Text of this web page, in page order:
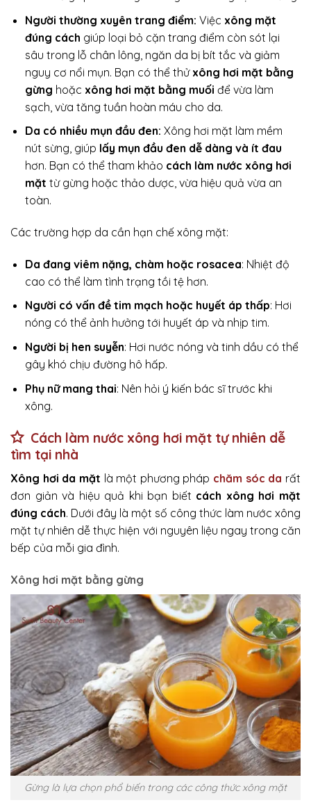
Người thường xuyên trang điểm: Việc xông mặt
đúng cách giúp loại bỏ cặn trang điểm còn sót lại
sâu trong lỗ chân lông, ngăn da bị bít tắc và giảm
nguy cơ nổi mụn. Bạn có thể thử xông hơi mặt bằng
gừng hoặc xông hơi mặt bằng muối để vừa làm
sạch, vừa tăng tuần hoàn máu cho da.
Da có nhiều mụn đầu đen: Xông hơi mặt làm mềm
nút sừng, giúp lấy mụn đầu đen dễ dàng và ít đau
hơn. Bạn có thể tham khảo cách làm nước xông hơi
mặt từ gừng hoặc thảo dược, vừa hiệu quả vừa an
toàn.
Các trường hợp da cần hạn chế xông mặt:
Da đang viêm nặng, chàm hoặc rosacea: Nhiệt độ
cao có thể làm tình trạng tồi tệ hơn.
Người có vấn đề tim mạch hoặc huyết áp thấp: Hơi
nóng có thể ảnh hưởng tới huyết áp và nhịp tim.
Người bị hen suyễn: Hơi nước nóng và tinh dầu có thể
gây khó chịu đường hô hấp.
Phụ nữ mang thai: Nên hỏi ý kiến bác sĩ trước khi
xông.
Cách làm nước xông hơi mặt tự nhiên dễ
tìm tại nhà
Xông hơi da mặt là một phương pháp chăm sóc da rất
đơn giản và hiệu quả khi bạn biết cách xông hơi mặt
đúng cách. Dưới đây là một số công thức làm nước xông
mặt tự nhiên dễ thực hiện với nguyên liệu ngay trong căn
bếp của mỗi gia đình.
Xông hơi mặt bằng gừng
Gừng là lựa chọn phổ biến trong các công thức xông mặt